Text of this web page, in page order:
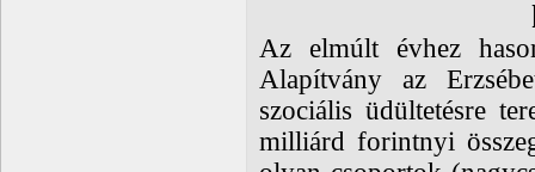
Az elmúlt évhez
Alapítvány az
szociális üdültetésre
milliárd forintnyi